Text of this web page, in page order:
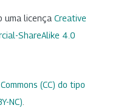
uma licença Creative
ShareAlike 4.0
(CC) do tipo
NC)